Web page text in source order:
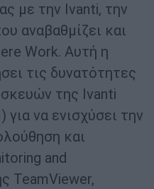
με την Ivanti, την
αναβαθμίζει και
Work. Αυτή η
τις δυνατότητες
της Ivanti
να ενισχύσει την
και
and
TeamViewer,